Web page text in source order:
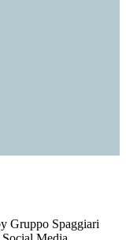
Gruppo Spaggiari